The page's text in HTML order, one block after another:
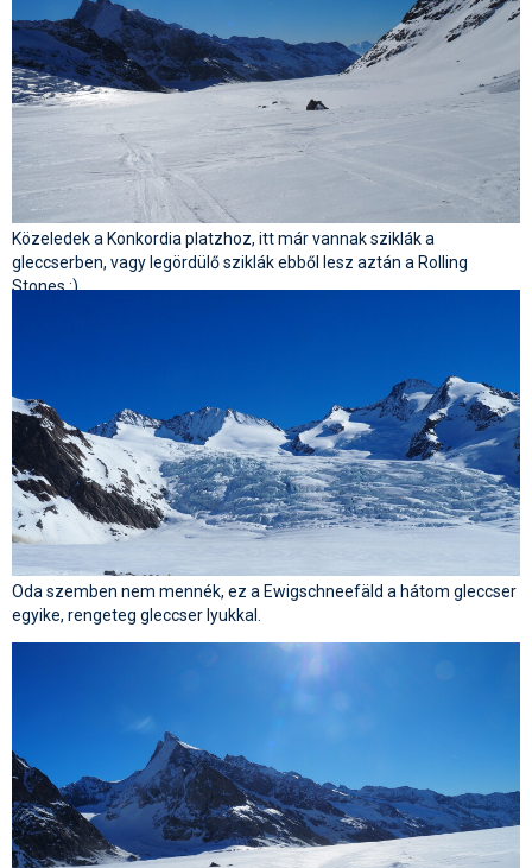
Közeledek a Konkordia platzhoz, itt már vannak sziklák a
gleccserben, vagy legördülő sziklák ebből lesz aztán a Rolling
Stones :)
Oda szemben nem mennék, ez a Ewigschneefäld a hátom gleccser
egyike, rengeteg gleccser lyukkal.